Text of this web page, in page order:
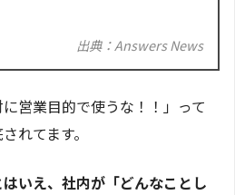
出典：Answers News
営業目的で使うな！！」って
れてます。
いえ、社内が「どんなことし